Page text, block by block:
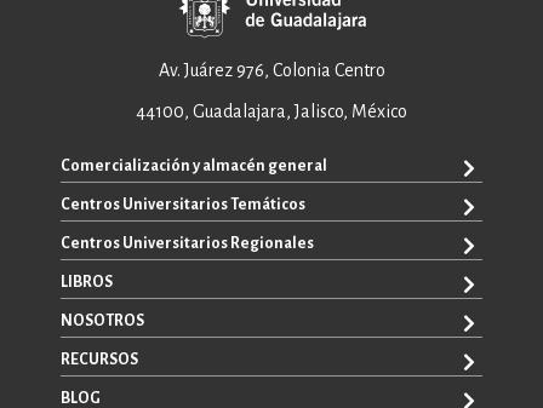
Av. Juárez 976, Colonia Centro
44100, Guadalajara, Jalisco, México
Comercialización y almacén general
ventas@editorial.udg.mx
WhatsApp: +52 33 1433 6869
Centros Universitarios Temáticos
CUAAD
CUCEA
CUCBA
CUCEI
CUCSH
Centros Universitarios Regionales
CUAAD
CUCBA
CUCOSTA
CUCHAPALA
LIBROS
TODOS LOS LIBROS
E-BOOKS
NOSOTROS
SOBRE NOSOTROS
CONTACTO
RECURSOS
PROMOCIONALES
BLOG